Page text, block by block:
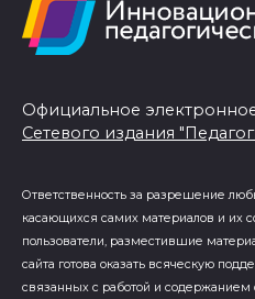
Официальное
Сетевого издания
Ответственность за разрешение
касающихся самих материалов и их
пользователи, разместившие
сайта готова оказать всяческую
связанных с работой и содержанием